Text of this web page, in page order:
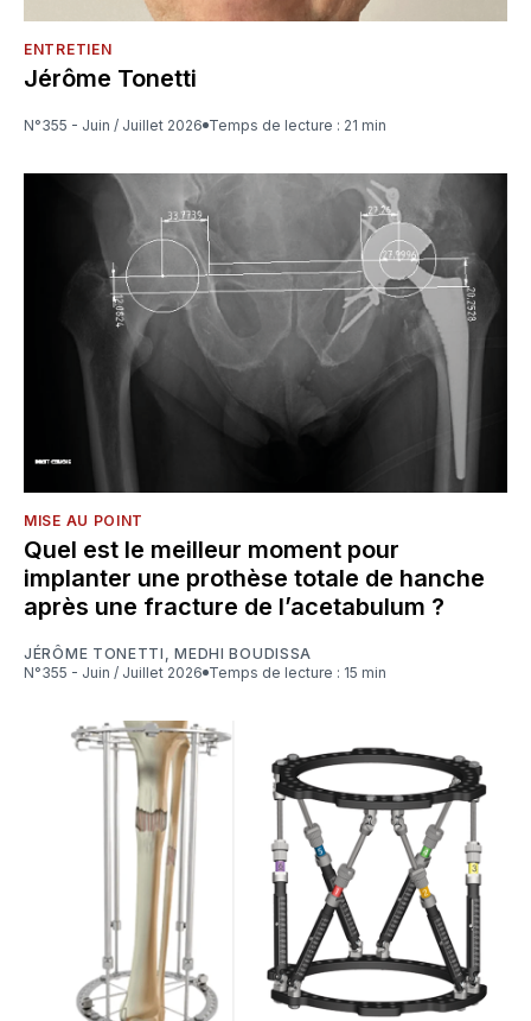
ENTRETIEN
Jérôme Tonetti
N°355 - Juin / Juillet 2026 Temps de lecture : 21 min
MISE AU POINT
Quel est le meilleur moment pour
implanter une prothèse totale de hanche
après une fracture de l’acetabulum ?
JÉRÔME TONETTI ,MEDHI BOUDISSA
N°355 - Juin / Juillet 2026
Temps de lecture : 15 min